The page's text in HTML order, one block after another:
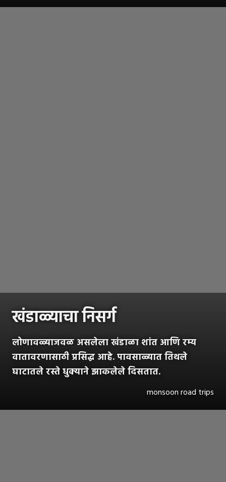
खंडाळ्याचा निसर्ग
लोणावळ्याजवळ असलेला खंडाळा शांत आणि रम्य
वातावरणासाठी प्रसिद्ध आहे. पावसाळ्यात तिथले
घाटातले रस्ते धुक्याने झाकलेले दिसतात.
monsoon road trips